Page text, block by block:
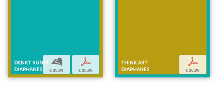
b
€ 20,00
p
€ 20,00
p
€ 20,00